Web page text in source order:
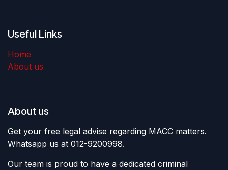
Useful Links
Home
About us
About us
Get your free legal advise regarding MACC matters.
Whatsapp us at 012-9200998.
Our team is proud to have a dedicated criminal